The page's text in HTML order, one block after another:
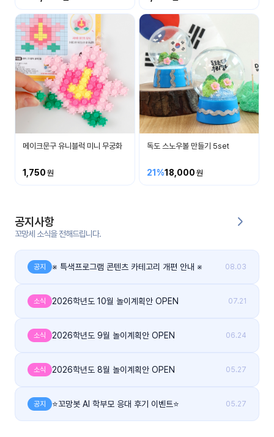
커
티
공지
사항
이벤
트
우리
들의
후기
게시
그
메이크문구 유니블럭 미니 무궁화
1,750
독도 스노우볼 만들기 5set
21%18,000
공지사항
꼬망세 소식을 전해드립니다.
공지 ※ 특색프로그램 콘텐츠 카테고리 개편 안내 ※ 08.03
소식 2026학년도 10월 놀이계획안 OPEN 07.21
소식 2026학년도 9월 놀이계획안 OPEN 06.24
소식 2026학년도 8월 놀이계획안 OPEN 05.27
공지 ⭐꼬망봇 AI 학부모 응대 후기 이벤트⭐ 05.27